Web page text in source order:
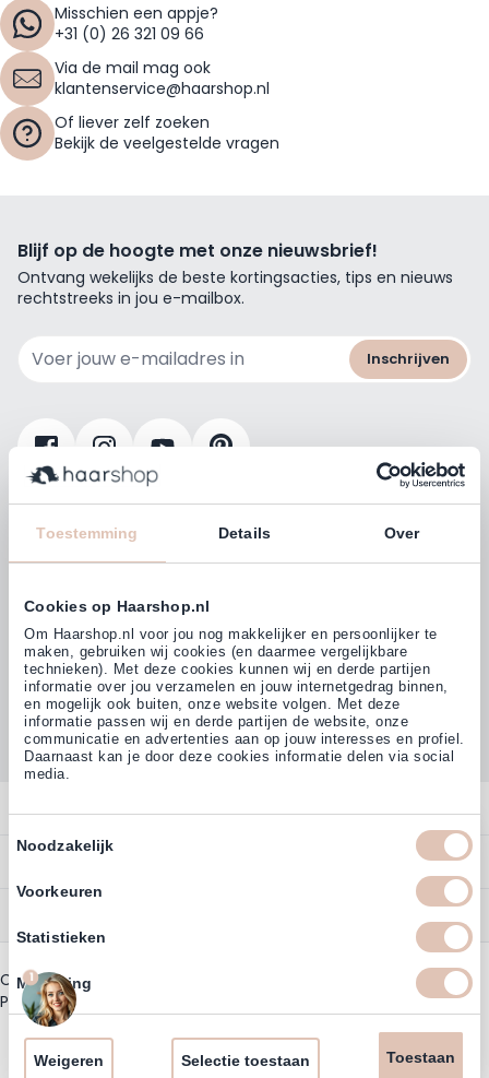
Toestemming Details Over
Cookies op Haarshop.nl
Om Haarshop.nl voor jou nog makkelijker en persoonlijker te
maken, gebruiken wij cookies (en daarmee vergelijkbare
technieken). Met deze cookies kunnen wij en derde partijen
informatie over jou verzamelen en jouw internetgedrag binnen,
en mogelijk ook buiten, onze website volgen. Met deze
informatie passen wij en derde partijen de website, onze
communicatie en advertenties aan op jouw interesses en profiel.
Daarnaast kan je door deze cookies informatie delen via social
media.
Noodzakelijk
Voorkeuren
Statistieken
Marketing
Toestaan
Selectie toestaan
Weigeren
Misschien een appje?
+31 (0) 26 321 09 66
Via de mail mag ook
klantenservice@haarshop.nl
Of liever zelf zoeken
Bekijk de veelgestelde vragen
Contact
Overzicht
Contact
Account
Zakelijk Account
Bestellen
Uitzonderingen acties
Annuleren
Bezorgen
Retourneren
Omruilen
Assortiment
Nieuwsbrief & Kortingscode
Blijf op de hoogte met onze nieuwsbrief!
Ontvang wekelijks de beste kortingsacties, tips en nieuws
rechtstreeks in jou e-mailbox.
Inschrijven
4,77 (38.000+)
Copyright © 2003 - 2026 - Haarshop.nl
Privacy beleid
1
5% extra
op ons assortiment